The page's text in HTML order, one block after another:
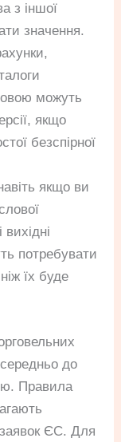
з іншої
значення.
можуть
якщо
безспірної
якщо ви
потребувати
їх буде
до
Правила
ЄС. Для